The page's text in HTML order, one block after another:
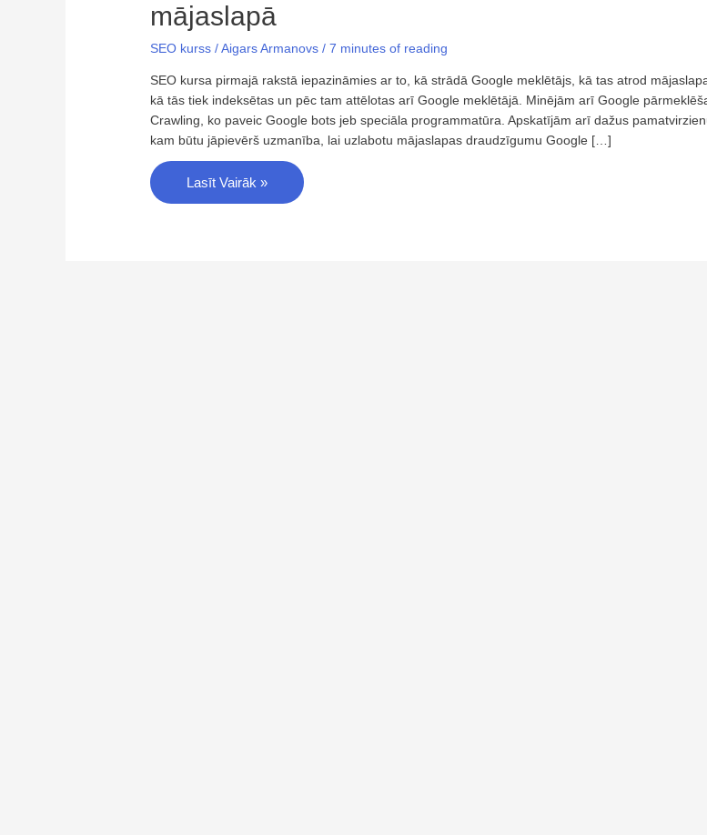
mājaslapā
SEO kurss /Aigars Armanovs/7 minutes of reading
SEO kursa pirmajā rakstā iepazināmies ar to, kā strādā Google meklētājs, kā tas atrod
kā tās tiek indeksētas un pēc tam attēlotas arī Google meklētājā. Minējām arī Google
Crawling, ko paveic Google bots jeb speciāla programmatūra. Apskatījām arī dažus
kam būtu jāpievērš uzmanība, lai uzlabotu mājaslapas draudzīgumu Google […]
Lasīt Vairāk »